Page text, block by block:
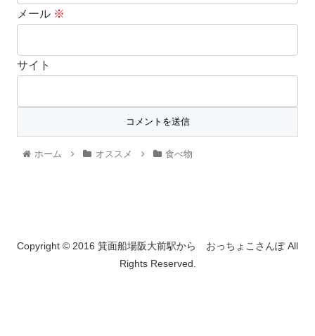
メール ※
サイト
ホーム オススメ 食べ物
Copyright © 2016 箕面船場阪大前駅から おっちょこさんぽ All
Rights Reserved.